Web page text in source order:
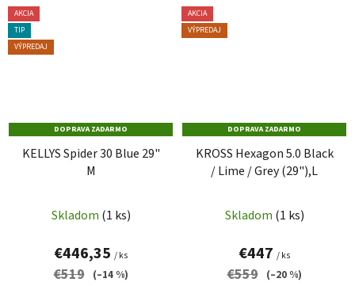
AKCIA
TIP
VÝPREDAJ
DOPRAVA ZADARMO
KELLYS Spider 30 Blue 29"
M
Skladom (1 ks)
€446,35 / ks
€519 (–14 %)
AKCIA
VÝPREDAJ
DOPRAVA ZADARMO
KROSS Hexagon 5.0 Black
/ Lime / Grey (29"),L
Skladom (1 ks)
€447 / ks
€559 (–20 %)